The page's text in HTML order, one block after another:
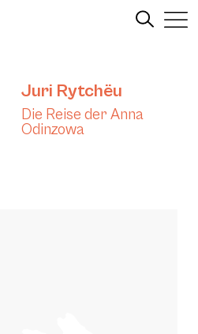
Juri Rytchëu
Die Reise der Anna
Odinzowa